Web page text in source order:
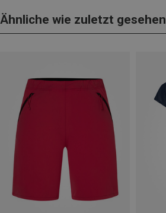
Ähnliche wie zuletzt gesehen